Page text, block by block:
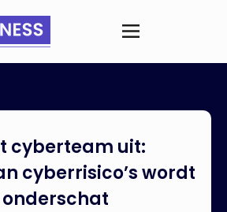
altijd onderschat
cyberteam uit:
cyberrisico’s wordt